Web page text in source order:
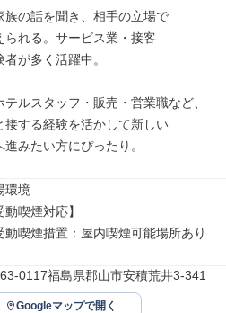
族の話を聞き、相手の立場で
られる。サービス業・接客
者が多く活躍中。
テルスタッフ・販売・営業職など、
接する経験を活かして新しい
進みたい方にぴったり。
環境
動喫煙対応】
喫煙措置：屋内喫煙可能場所あり
0117福島県郡山市安積荒井3-341
Googleマップで開く